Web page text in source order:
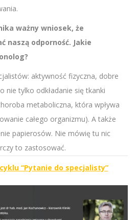
ważny wniosek, że
naszą odporność. Jakie
aktywność fizyczna, dobre
nie tylko odkładanie się tkanki
metaboliczna, która wpływa
całego organizmu). A także
papierosów. Nie mówię tu nic
to zastosować.
“Pytanie do specjalisty”